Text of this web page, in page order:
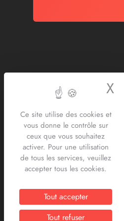
Ce site utilise des cookies et
vous donne le contrôle sur
ceux que vous souhaitez
activer. Pour une utilisation
de tous les services, veuillez
accepter tous les cookies.
Tout accepter
Tout refuser
X
Restons connectés :